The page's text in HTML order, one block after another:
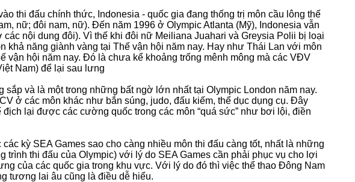
thi đấu chính thức, Indonesia - quốc gia đang thống trị môn cầu lông thế
nữ; đôi nam, nữ). Đến năm 1996 ở Olympic Atlanta (Mỹ), Indonesia vẫn
nội dung đôi). Vì thế khi đôi nữ Meiliana Juahari và Greysia Polii bị loại
năng giành vàng tại Thế vận hội năm nay. Hay như Thái Lan với môn
hội năm nay. Đó là chưa kể khoảng trống mênh mông mà các VĐV
Nam) để lại sau lưng
và là một trong những bất ngờ lớn nhất tại Olympic London năm nay.
ở các môn khác như bắn súng, judo, đấu kiếm, thể dục dụng cụ. Đây
lại được các cường quốc trong các môn “quá sức” như bơi lội, điền
kỳ SEA Games sao cho càng nhiều môn thi đấu càng tốt, nhất là những
thi đấu của Olympic) với lý do SEA Games cần phải phục vụ cho lợi
của các quốc gia trong khu vực. Với lý do đó thì việc thể thao Đông Nam
tương lai âu cũng là điều dễ hiểu.